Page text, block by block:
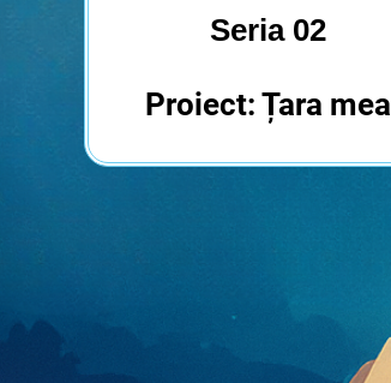
Seria 02
Proiect: Țara mea